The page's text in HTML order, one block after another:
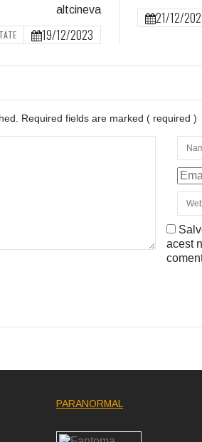
altcineva
19/12/2023
21/12/
Required fields are marked ( required )
acest
PARANORMAL